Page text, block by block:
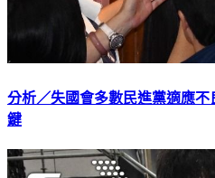
分析／失國會多數民進黨適應
鍵